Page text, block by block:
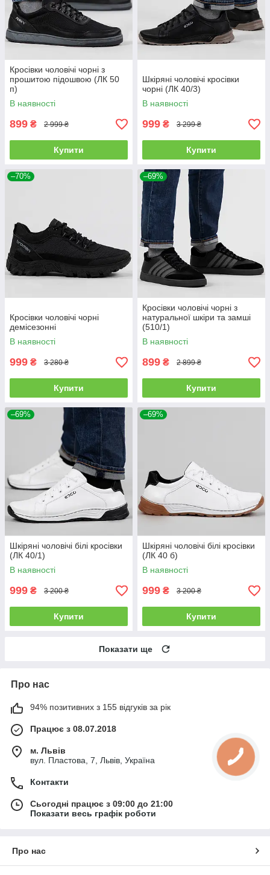
Кросівки чоловічі чорні з
прошитою підошвою (ЛК 50
п)
В наявності
899 ₴ 2 999 ₴
Купити
Шкіряні чоловічі кросівки
чорні (ЛК 40/3)
В наявності
999 ₴ 3 299 ₴
Купити
–70%
Кросівки чоловічі чорні
демісезонні
В наявності
999 ₴ 3 280 ₴
Купити
–69%
Кросівки чоловічі чорні з
натуральної шкіри та замші
(510/1)
В наявності
899 ₴ 2 899 ₴
Купити
–69%
Шкіряні чоловічі білі кросівки
(ЛК 40/1)
В наявності
999 ₴ 3 200 ₴
Купити
–69%
Шкіряні чоловічі білі кросівки
(ЛК 40 б)
В наявності
999 ₴ 3 200 ₴
Купити
Показати ще
Про нас
94% позитивних з 155 відгуків за рік
Працює з 08.07.2018
м. Львів
вул. Пластова, 7, Львів, Україна
Контакти
Сьогодні працює з 09:00 до 21:00
Показати весь графік роботи
Про нас